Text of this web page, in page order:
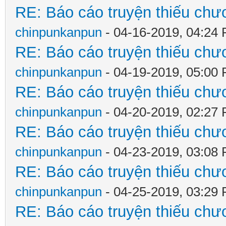
RE: Báo cáo truyện thiếu
chinpunkanpun - 04-16-2019, 04:24
RE: Báo cáo truyện thiếu
chinpunkanpun - 04-19-2019, 05:00
RE: Báo cáo truyện thiếu
chinpunkanpun - 04-20-2019, 02:27
RE: Báo cáo truyện thiếu
chinpunkanpun - 04-23-2019, 03:08
RE: Báo cáo truyện thiếu
chinpunkanpun - 04-25-2019, 03:29
RE: Báo cáo truyện thiếu